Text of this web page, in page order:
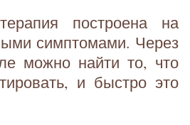
построена на
симптомами. Через
можно найти то, что
и быстро это